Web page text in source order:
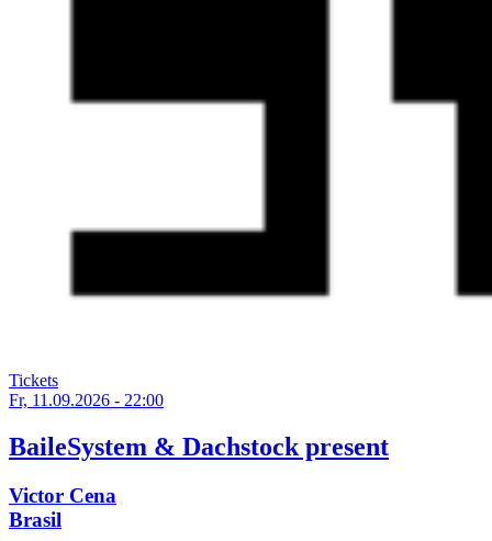
Tickets
Fr, 11.09.2026 - 22:00
BaileSystem & Dachstock present
Victor Cena
Brasil